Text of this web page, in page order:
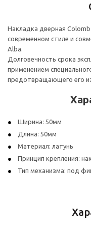
Накладка дверная
современном стиле и
Alba.
Долговечность срока
применением
предотвращающего его
Ширина: 50мм
Длина: 50мм
Материал: латунь
Принцип крепления:
Тип механизма: под